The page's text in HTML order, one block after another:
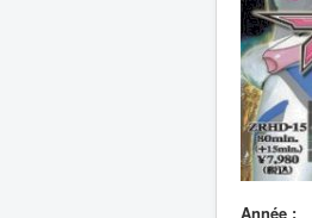
Année :